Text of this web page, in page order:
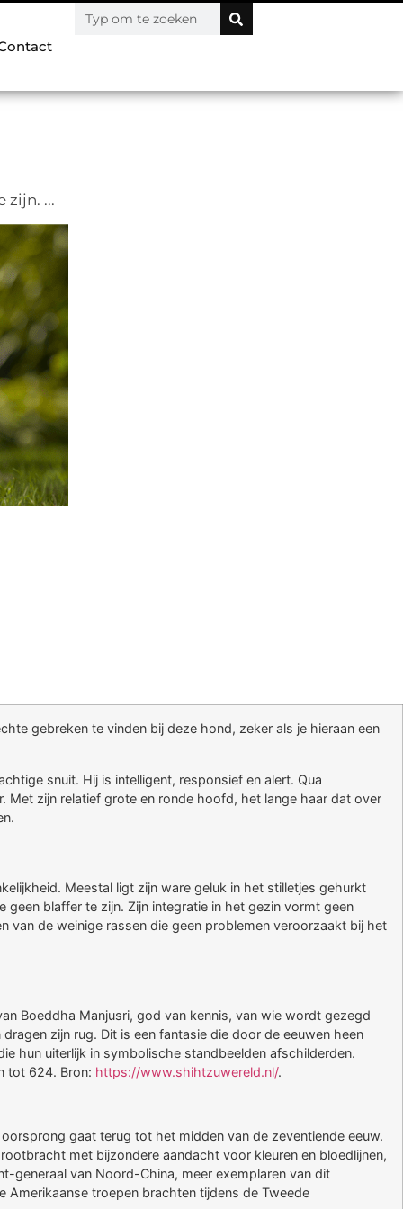
zijn. ...
gebreken te vinden bij deze hond, zeker als je hieraan een
snuit. Hij is intelligent, responsief en alert. Qua
Met zijn relatief grote en ronde hoofd, het lange haar dat over
Meestal ligt zijn ware geluk in het stilletjes gehurkt
blaffer te zijn. Zijn integratie in het gezin vormt geen
van de weinige rassen die geen problemen veroorzaakt bij het
Boeddha Manjusri, god van kennis, van wie wordt gezegd
zijn rug. Dit is een fantasie die door de eeuwen heen
hun uiterlijk in symbolische standbeelden afschilderden.
tot 624. Bron: https://www.shihtzuwereld.nl/.
gaat terug tot het midden van de zeventiende eeuw.
met bijzondere aandacht voor kleuren en bloedlijnen,
generaal van Noord-China, meer exemplaren van dit
Amerikaanse troepen brachten tijdens de Tweede